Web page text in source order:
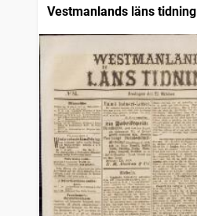
Vestmanlands läns tidning